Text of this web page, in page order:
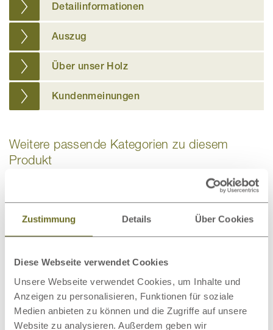
Zustimmung Details Über Cookies
Diese Webseite verwendet Cookies
Unsere Webseite verwendet Cookies, um Inhalte und
Anzeigen zu personalisieren, Funktionen für soziale
Medien anbieten zu können und die Zugriffe auf unsere
Website zu analysieren. Außerdem geben wir
Detailinformationen
Auszug
Über unser Holz
Kundenmeinungen
Weitere passende Kategorien zu diesem
Produkt